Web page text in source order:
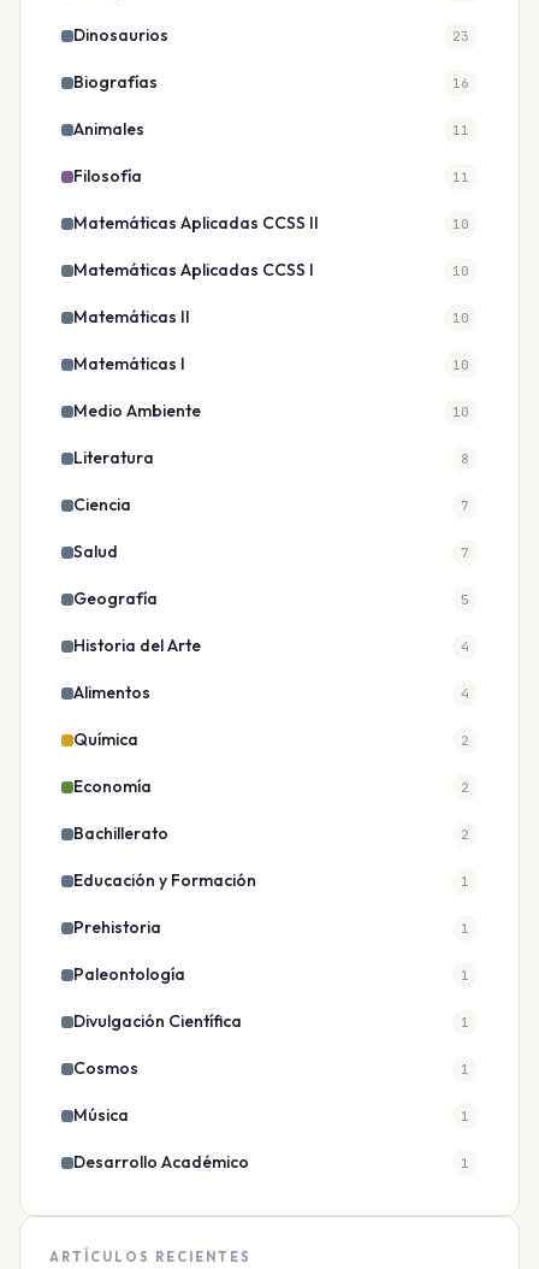
Dinosaurios 23
Biografías 16
Animales 11
Filosofía 11
Matemáticas Aplicadas CCSS II 10
Matemáticas Aplicadas CCSS I 10
Matemáticas II 10
Matemáticas I 10
Medio Ambiente 10
Literatura 8
Ciencia 7
Salud 7
Geografía 5
Historia del Arte 4
Alimentos 4
Química 2
Economía 2
Bachillerato 2
Educación y Formación 1
Prehistoria 1
Paleontología 1
Divulgación Científica 1
Cosmos 1
Música 1
Desarrollo Académico 1
ARTÍCULOS RECIENTES